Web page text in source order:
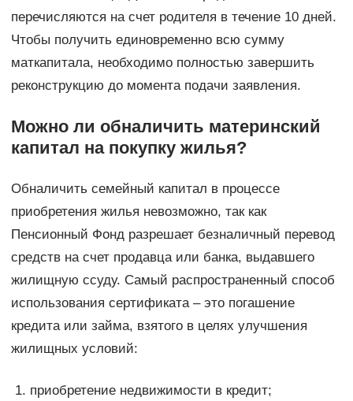
перечисляются на счет родителя в течение 10 дней.
Чтобы получить единовременно всю сумму
маткапитала, необходимо полностью завершить
реконструкцию до момента подачи заявления.
Можно ли обналичить материнский
капитал на покупку жилья?
Обналичить семейный капитал в процессе
приобретения жилья невозможно, так как
Пенсионный Фонд разрешает безналичный перевод
средств на счет продавца или банка, выдавшего
жилищную ссуду. Самый распространенный способ
использования сертификата – это погашение
кредита или займа, взятого в целях улучшения
жилищных условий:
приобретение недвижимости в кредит;